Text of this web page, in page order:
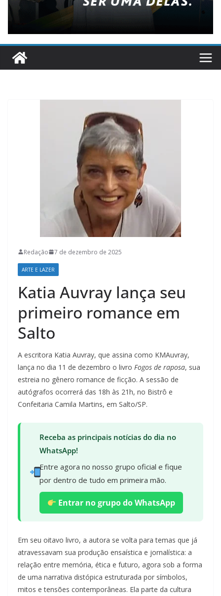
Redação 7 de dezembro de 2025
ARTE E LAZER
Katia Auvray lança seu
primeiro romance em
Salto
A escritora Katia Auvray, que assina como KMAuvray,
lança no dia 11 de dezembro o livro Fogos de raposa, sua
estreia no gênero romance de ficção. A sessão de
autógrafos ocorrerá das 18h às 21h, no Bistrô e
Confeitaria Camila Martins, em Salto/SP.
Receba as principais notícias do dia no
WhatsApp!
Entre agora no nosso grupo oficial e fique
por dentro de tudo em primeira mão.
Entrar no grupo do WhatsApp
Em seu oitavo livro, a autora se volta para temas que já
atravessavam sua produção ensaística e jornalística: a
relação entre memória, ética e futuro, agora sob a forma
de uma narrativa distópica estruturada por símbolos,
mitos e tensões contemporâneas. Ela parte da cultura